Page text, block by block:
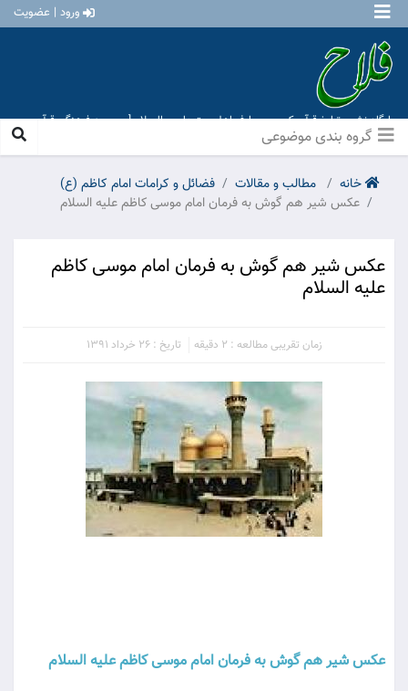
ورود | عضویت
پایگاه نشر و تبلیغ قرآن کریم و معارف اهل بیت علیهم السلام [ موسسه فرهنگی قرآن و
عترت منهاج عشق آباد ]
خانه مطالب و مقالات
فضائل و کرامات امام کاظم (ع)
عكس شیر هم گوش به فرمان امام موسى كاظم علیه السلام
عكس شیر هم گوش به فرمان امام موسى كاظم
علیه السلام
زمان تقریبی مطالعه : 2 دقیقه تاریخ : 26 خرداد 1391
عكس شیر هم گوش به فرمان امام موسى كاظم علیه السلام